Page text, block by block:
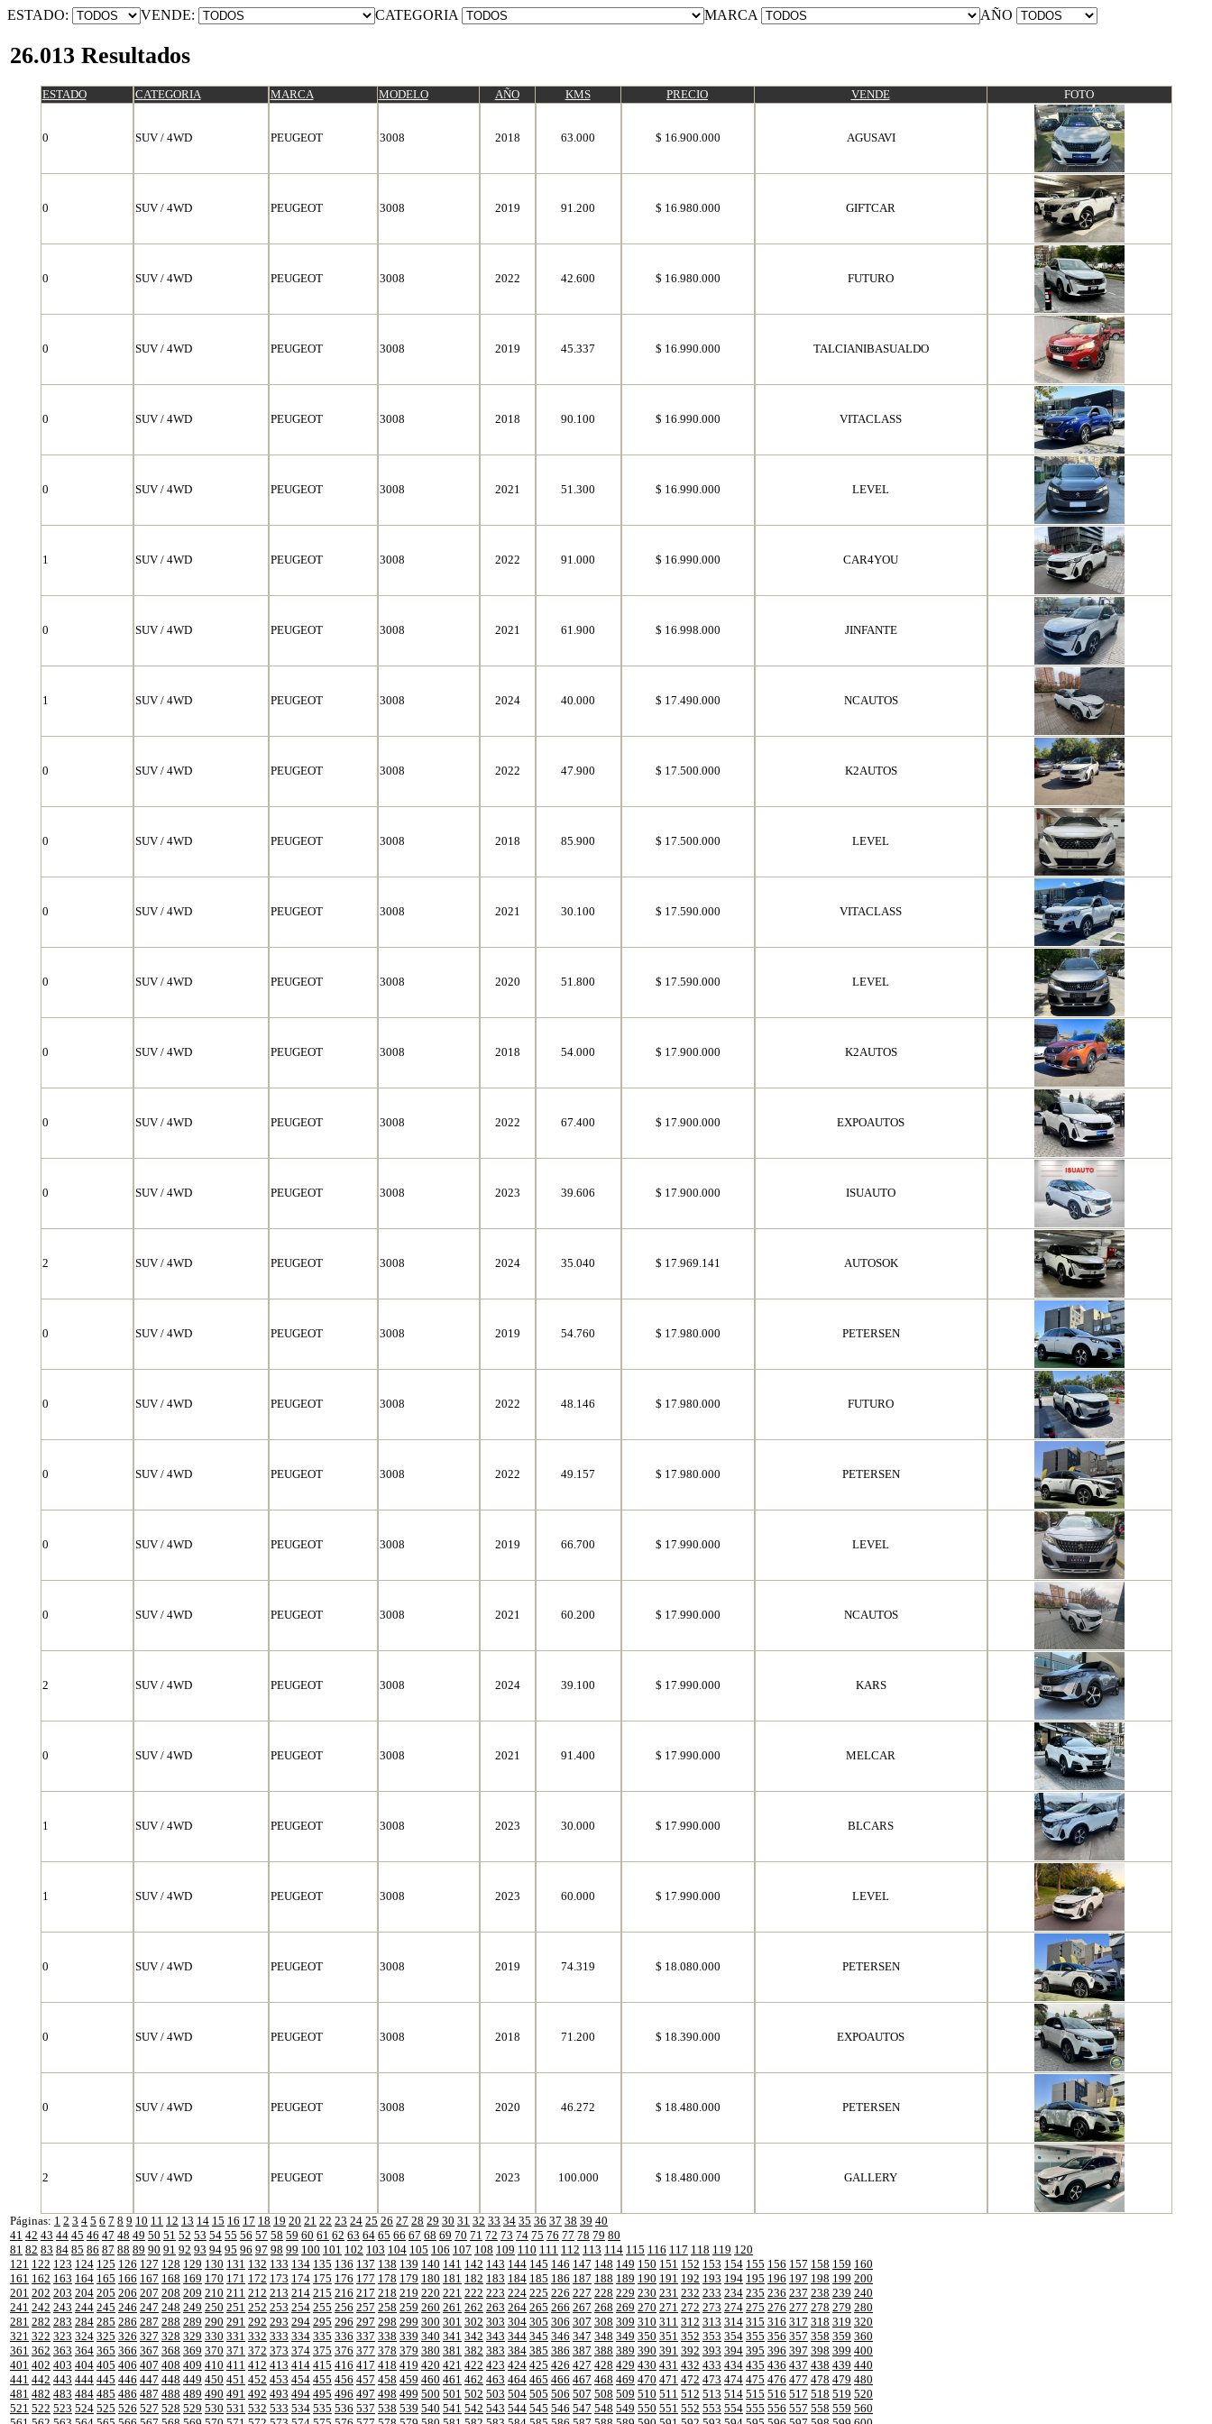
ESTADO: VENDE: CATEGORIA MARCA AÑO
26.013 Resultados
ESTADO CATEGORIA MARCA MODELO AÑO KMS PRECIO VENDE FOTO
0 SUV / 4WD PEUGEOT 3008 2018 63.000 $ 16.900.000 AGUSAVI
0 SUV / 4WD PEUGEOT 3008 2019 91.200 $ 16.980.000 GIFTCAR
0 SUV / 4WD PEUGEOT 3008 2022 42.600 $ 16.980.000 FUTURO
0 SUV / 4WD PEUGEOT 3008 2019 45.337 $ 16.990.000 TALCIANIBASUALDO
0 SUV / 4WD PEUGEOT 3008 2018 90.100 $ 16.990.000 VITACLASS
0 SUV / 4WD PEUGEOT 3008 2021 51.300 $ 16.990.000 LEVEL
1 SUV / 4WD PEUGEOT 3008 2022 91.000 $ 16.990.000 CAR4YOU
0 SUV / 4WD PEUGEOT 3008 2021 61.900 $ 16.998.000 JINFANTE
1 SUV / 4WD PEUGEOT 3008 2024 40.000 $ 17.490.000 NCAUTOS
0 SUV / 4WD PEUGEOT 3008 2022 47.900 $ 17.500.000 K2AUTOS
0 SUV / 4WD PEUGEOT 3008 2018 85.900 $ 17.500.000 LEVEL
0 SUV / 4WD PEUGEOT 3008 2021 30.100 $ 17.590.000 VITACLASS
0 SUV / 4WD PEUGEOT 3008 2020 51.800 $ 17.590.000 LEVEL
0 SUV / 4WD PEUGEOT 3008 2018 54.000 $ 17.900.000 K2AUTOS
0 SUV / 4WD PEUGEOT 3008 2022 67.400 $ 17.900.000 EXPOAUTOS
0 SUV / 4WD PEUGEOT 3008 2023 39.606 $ 17.900.000 ISUAUTO
2 SUV / 4WD PEUGEOT 3008 2024 35.040 $ 17.969.141 AUTOSOK
0 SUV / 4WD PEUGEOT 3008 2019 54.760 $ 17.980.000 PETERSEN
0 SUV / 4WD PEUGEOT 3008 2022 48.146 $ 17.980.000 FUTURO
0 SUV / 4WD PEUGEOT 3008 2022 49.157 $ 17.980.000 PETERSEN
0 SUV / 4WD PEUGEOT 3008 2019 66.700 $ 17.990.000 LEVEL
0 SUV / 4WD PEUGEOT 3008 2021 60.200 $ 17.990.000 NCAUTOS
2 SUV / 4WD PEUGEOT 3008 2024 39.100 $ 17.990.000 KARS
0 SUV / 4WD PEUGEOT 3008 2021 91.400 $ 17.990.000 MELCAR
1 SUV / 4WD PEUGEOT 3008 2023 30.000 $ 17.990.000 BLCARS
1 SUV / 4WD PEUGEOT 3008 2023 60.000 $ 17.990.000 LEVEL
0 SUV / 4WD PEUGEOT 3008 2019 74.319 $ 18.080.000 PETERSEN
0 SUV / 4WD PEUGEOT 3008 2018 71.200 $ 18.390.000 EXPOAUTOS
0 SUV / 4WD PEUGEOT 3008 2020 46.272 $ 18.480.000 PETERSEN
2 SUV / 4WD PEUGEOT 3008 2023 100.000 $ 18.480.000 GALLERY
Páginas: 1 2 3 4 5 6 7 8 9 10 11 12 13 14 15 16 17 18 19 20 21 22 23 24 25 26 27 28 29 30 31 32 33 34 35 36 37 38 39 40
41 42 43 44 45 46 47 48 49 50 51 52 53 54 55 56 57 58 59 60 61 62 63 64 65 66 67 68 69 70 71 72 73 74 75 76 77 78 79 80
81 82 83 84 85 86 87 88 89 90 91 92 93 94 95 96 97 98 99 100 101 102 103 104 105 106 107 108 109 110 111 112 113 114 115 116 117 118 119 120
121 122 123 124 125 126 127 128 129 130 131 132 133 134 135 136 137 138 139 140 141 142 143 144 145 146 147 148 149 150 151 152 153 154 155 156 157 158 159 160
161 162 163 164 165 166 167 168 169 170 171 172 173 174 175 176 177 178 179 180 181 182 183 184 185 186 187 188 189 190 191 192 193 194 195 196 197 198 199 200
201 202 203 204 205 206 207 208 209 210 211 212 213 214 215 216 217 218 219 220 221 222 223 224 225 226 227 228 229 230 231 232 233 234 235 236 237 238 239 240
241 242 243 244 245 246 247 248 249 250 251 252 253 254 255 256 257 258 259 260 261 262 263 264 265 266 267 268 269 270 271 272 273 274 275 276 277 278 279 280
281 282 283 284 285 286 287 288 289 290 291 292 293 294 295 296 297 298 299 300 301 302 303 304 305 306 307 308 309 310 311 312 313 314 315 316 317 318 319 320
321 322 323 324 325 326 327 328 329 330 331 332 333 334 335 336 337 338 339 340 341 342 343 344 345 346 347 348 349 350 351 352 353 354 355 356 357 358 359 360
361 362 363 364 365 366 367 368 369 370 371 372 373 374 375 376 377 378 379 380 381 382 383 384 385 386 387 388 389 390 391 392 393 394 395 396 397 398 399 400
401 402 403 404 405 406 407 408 409 410 411 412 413 414 415 416 417 418 419 420 421 422 423 424 425 426 427 428 429 430 431 432 433 434 435 436 437 438 439 440
441 442 443 444 445 446 447 448 449 450 451 452 453 454 455 456 457 458 459 460 461 462 463 464 465 466 467 468 469 470 471 472 473 474 475 476 477 478 479 480
481 482 483 484 485 486 487 488 489 490 491 492 493 494 495 496 497 498 499 500 501 502 503 504 505 506 507 508 509 510 511 512 513 514 515 516 517 518 519 520
521 522 523 524 525 526 527 528 529 530 531 532 533 534 535 536 537 538 539 540 541 542 543 544 545 546 547 548 549 550 551 552 553 554 555 556 557 558 559 560